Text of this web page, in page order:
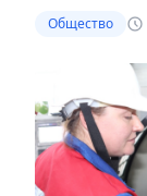
Общество